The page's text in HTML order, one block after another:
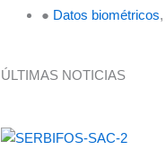
● Datos biométricos,
ÚLTIMAS NOTICIAS